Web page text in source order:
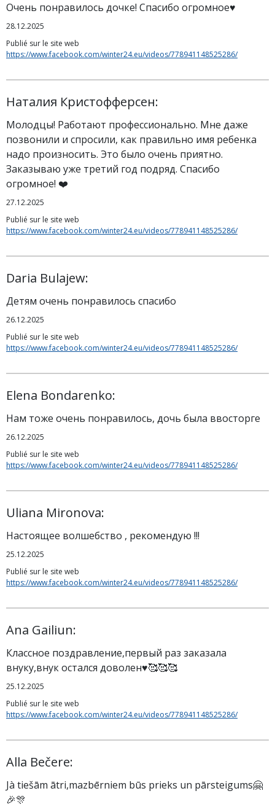
Очень понравилось дочке! Спасибо огромное♥️
28.12.2025
Publié sur le site web
https://www.facebook.com/winter24.eu/videos/778941148525286/
Наталия Кристофферсен:
Молодцы! Работают профессионально. Мне даже
позвонили и спросили, как правильно имя ребенка
надо произносить. Это было очень приятно.
Заказываю уже третий год подряд. Спасибо
огромное! ❤️
27.12.2025
Publié sur le site web
https://www.facebook.com/winter24.eu/videos/778941148525286/
Daria Bulajew:
Детям очень понравилось спасибо
26.12.2025
Publié sur le site web
https://www.facebook.com/winter24.eu/videos/778941148525286/
Elena Bondarenko:
Нам тоже очень понравилось, дочь была ввосторге
26.12.2025
Publié sur le site web
https://www.facebook.com/winter24.eu/videos/778941148525286/
Uliana Mironova:
Настоящее волшебство , рекомендую !!!
25.12.2025
Publié sur le site web
https://www.facebook.com/winter24.eu/videos/778941148525286/
Ana Gailiun:
Классное поздравление,первый раз заказала
внуку,внук остался доволен♥️🥰🥰🥰
25.12.2025
Publié sur le site web
https://www.facebook.com/winter24.eu/videos/778941148525286/
Alla Bečere:
Jà tiešām ātri,mazbērniem būs prieks un pārsteigums🤗
🎉🎊